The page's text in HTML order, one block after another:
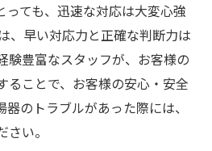
っても、迅速な対応は大変心強
、早い対応力と正確な判断力は
験豊富なスタッフが、お客様の
ることで、お客様の安心・安全
のトラブルがあった際には、
い。